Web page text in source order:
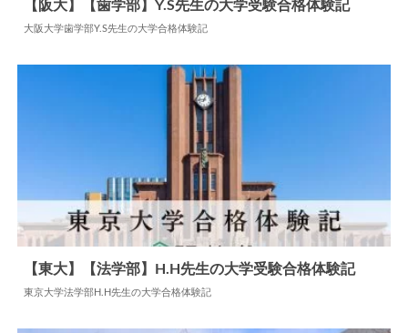
【阪大】【歯学部】Y.S先生の大学受験合格体験記
大阪大学歯学部Y.S先生の大学合格体験記
【東大】【法学部】H.H先生の大学受験合格体験記
東京大学法学部H.H先生の大学合格体験記